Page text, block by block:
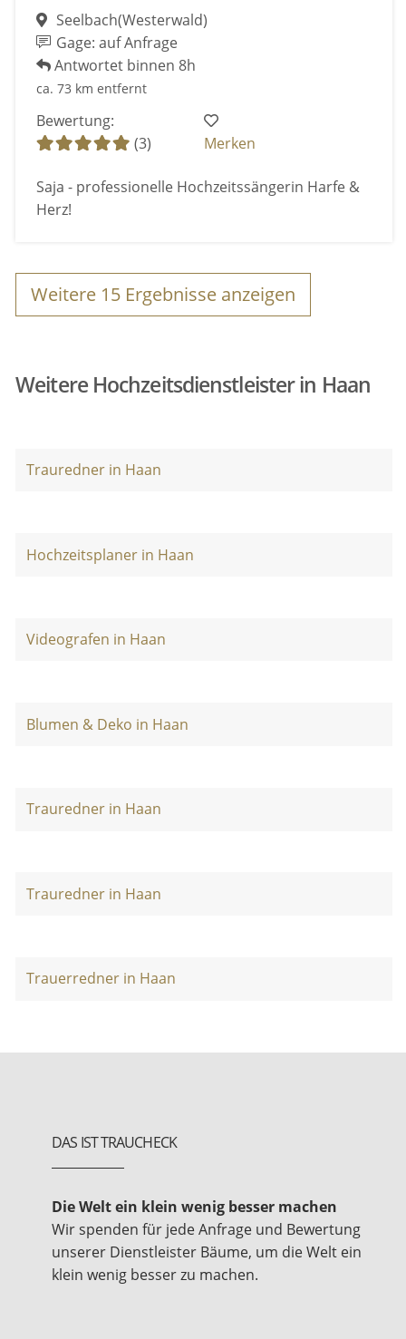
Seelbach(Westerwald)
Gage: auf Anfrage
Antwortet binnen 8h
ca. 73 km entfernt
Bewertung:
(3)
Merken
Saja - professionelle Hochzeitssängerin Harfe &
Herz!
Weitere 15 Ergebnisse anzeigen
Weitere Hochzeitsdienstleister in Haan
Trauredner in Haan
Hochzeitsplaner in Haan
Videografen in Haan
Blumen & Deko in Haan
Trauredner in Haan
Trauredner in Haan
Trauerredner in Haan
DAS IST TRAUCHECK
Die Welt ein klein wenig besser machen
Wir spenden für jede Anfrage und Bewertung
unserer Dienstleister Bäume, um die Welt ein
klein wenig besser zu machen.